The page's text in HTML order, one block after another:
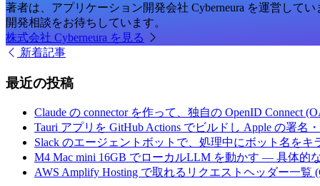
著者は、アプリケーション開発会社 Cyberneura を運営してい
開発相談をお待ちしています。
株式会社 Cyberneura を見る
新着記事
最近の投稿
Claude の connector を作って、独自の OpenID Connect
Tauri アプリを GitHub Actions でビルドし Apple の署名
Slack のエージェントボットで、処理中にボット名を
M4 Mac mini 16GB でローカルLLM を動かす — 具体的
AWS Amplify Hosting で取れるリクエストヘッダー一覧